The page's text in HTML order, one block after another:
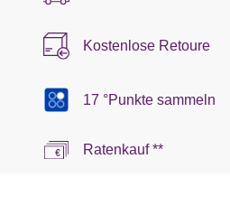
Kostenlose Retoure
17 °Punkte sammeln
Ratenkauf **